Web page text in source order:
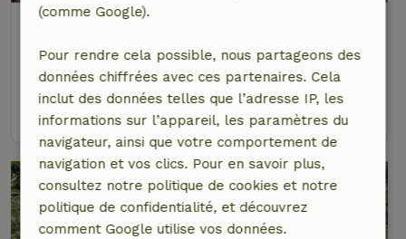
Maison nature à Viroinval
Namur, Belgique
4 personnes2 Chambres à coucher
voir
(comme Google).
Pour rendre cela possible, nous partageons des
données chiffrées avec ces partenaires. Cela
inclut des données telles que l’adresse IP, les
informations sur l’appareil, les paramètres du
navigateur, ainsi que votre comportement de
navigation et vos clics. Pour en savoir plus,
consultez notre politique de cookies et notre
politique de confidentialité, et découvrez
comment Google utilise vos données.